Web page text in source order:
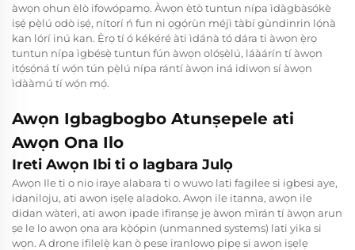
àwọn ohun èlò ifowópamọ. Àwọn ètò tuntun nípa ìdàgbàsókè
iṣẹ́ pẹ̀lú odò iṣẹ́, nítorí ń fun ni ọgọ́rùn méjì tàbí gùndinrin lọ́nà
kan lórí inú kan. Ẹ̀rọ tí ó kékéré àti ìdánà tó dára ti àwọn ẹ̀rọ
tuntun nípa ìgbésẹ̀ tuntun fún àwọn olóṣèlú, láàárín tí àwọn
itọ́sọ́ná tí wọ́n tún pẹ̀lú nípa rántí àwọn iná idiwọn sí àwọn
ìdààmú tí wọ́n mọ́.
Awọn Igbagbogbo Atunṣepele ati
Awọn Ona Ilo
Ireti Awọn Ibi ti o lagbara Julọ
Awọn Ile ti o nio iraye alabara ti o wuwo lati fagilee si igbesi aye,
idaniloju, ati awọn iṣẹlẹ aladoko. Awọn ile itanna, awọn ile
didan wàterì, ati awọn ipade ifiranṣẹ jẹ àwọn mìrán tí àwọn arun
ṣe le lo awọn ọna ara kọ̀ópin (unmanned systems) lati yika si
wọn. Adrone ifilelẹ̀ kan ò pese iranlọwọ pipẹ si awọn iṣẹlẹ